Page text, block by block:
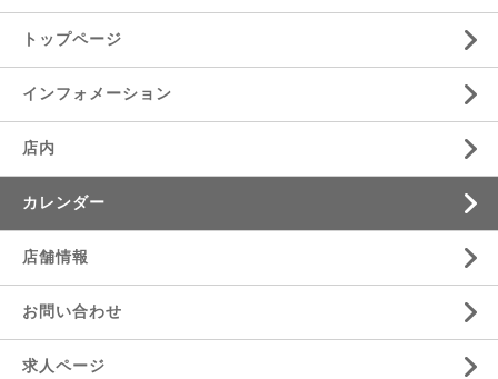
トップページ
インフォメーション
店内
カレンダー
店舗情報
お問い合わせ
求人ページ